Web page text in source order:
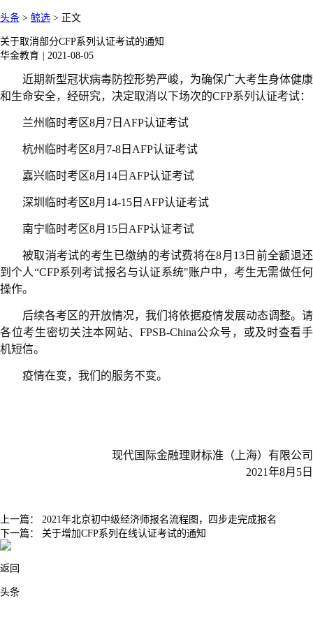
头条 > 鲸选 > 正文
关于取消部分CFP系列认证考试的通知
华金教育
2021-08-05
近期新型冠状病毒防控形势严峻，为确保广大考生身体健康
和生命安全，经研究，决定取消以下场次的CFP系列认证考试：
兰州临时考区8月7日AFP认证考试
杭州临时考区8月7-8日AFP认证考试
嘉兴临时考区8月14日AFP认证考试
深圳临时考区8月14-15日AFP认证考试
南宁临时考区8月15日AFP认证考试
被取消考试的考生已缴纳的考试费将在8月13日前全额退还
到个人“CFP系列考试报名与认证系统"账户中，考生无需做任何
操作。
后续各考区的开放情况，我们将依据疫情发展动态调整。请
各位考生密切关注本网站、FPSB-China公众号，或及时查看手
机短信。
疫情在变，我们的服务不变。
现代国际金融理财标准（上海）有限公司
2021年8月5日
上一篇： 2021年北京初中级经济师报名流程图，四步走完成报名
下一篇： 关于增加CFP系列在线认证考试的通知
返回
头条